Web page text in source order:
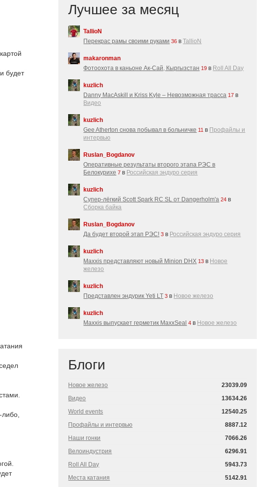
будет
Лучшее за месяц
TallioN
Перекрас рамы своими руками 36 вTallioN
makaronman
Фотоохота в каньоне Ак-Cай, Кыргызстан 19 в Roll All Day
kuzlich
Danny MacAskill и Kriss Kyle – Невозможная трасса 17 в
Видео
kuzlich
Gee Atherton снова побывал в больничке 11 в Профайлы и
интервью
Ruslan_Bogdanov
Оперативные результаты второго этапа РЭС в
Белокурихе 7 в Российская эндуро серия
kuzlich
Супер-лёгкий Scott Spark RC SL от Dangerholm'a 24 в
Сборка байка
Ruslan_Bogdanov
Да будет второй этап РЭС! 3 в Российская эндуро серия
kuzlich
Maxxis представляют новый Minion DHX 13 в Новое
железо
kuzlich
Представлен эндурик Yeti LT 3 в Новое железо
kuzlich
Maxxis выпускает герметик MaxxSeal 4 в Новое железо
Блоги
Новое железо
23039.09
Видео
13634.26
World events
12540.25
Профайлы и интервью
8887.12
Наши гонки
7066.26
Велоиндустрия
6296.91
Roll All Day
5943.73
Места катания
5142.91